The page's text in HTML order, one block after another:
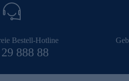
Bestell-Hotline
888 88